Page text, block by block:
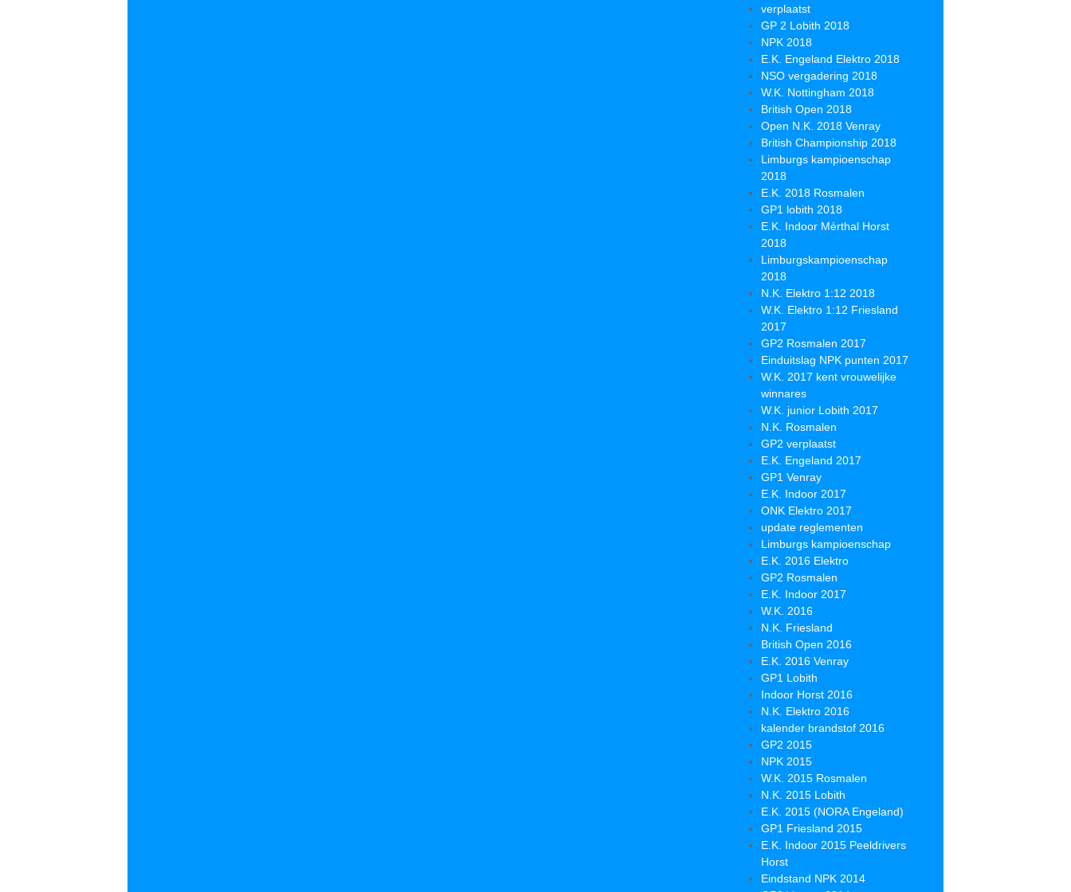
verplaatst
GP 2 Lobith 2018
NPK 2018
E.K. Engeland Elektro 2018
NSO vergadering 2018
W.K. Nottingham 2018
British Open 2018
Open N.K. 2018 Venray
British Championship 2018
Limburgs kampioenschap
2018
E.K. 2018 Rosmalen
GP1 lobith 2018
E.K. Indoor Mèrthal Horst
2018
Limburgskampioenschap
2018
N.K. Elektro 1:12 2018
W.K. Elektro 1:12 Friesland
2017
GP2 Rosmalen 2017
Einduitslag NPK punten 2017
W.K. 2017 kent vrouwelijke
winnares
W.K. junior Lobith 2017
N.K. Rosmalen
GP2 verplaatst
E.K. Engeland 2017
GP1 Venray
E.K. Indoor 2017
ONK Elektro 2017
update reglementen
Limburgs kampioenschap
E.K. 2016 Elektro
GP2 Rosmalen
E.K. Indoor 2017
W.K. 2016
N.K. Friesland
British Open 2016
E.K. 2016 Venray
GP1 Lobith
Indoor Horst 2016
N.K. Elektro 2016
kalender brandstof 2016
GP2 2015
NPK 2015
W.K. 2015 Rosmalen
N.K. 2015 Lobith
E.K. 2015 (NORA Engeland)
GP1 Friesland 2015
E.K. Indoor 2015 Peeldrivers
Horst
Eindstand NPK 2014